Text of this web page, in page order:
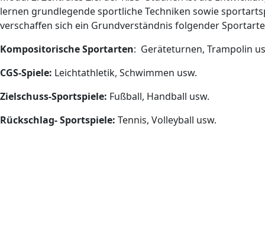
lernen grundlegende sportliche Techniken sowie
verschaffen sich ein Grundverständnis folgender
Kompositorische Sportarten: Geräteturnen, Trampolin
CGS-Spiele: Leichtathletik, Schwimmen usw.
Zielschuss-Sportspiele: Fußball, Handball usw.
Rückschlag- Sportspiele: Tennis, Volleyball usw.